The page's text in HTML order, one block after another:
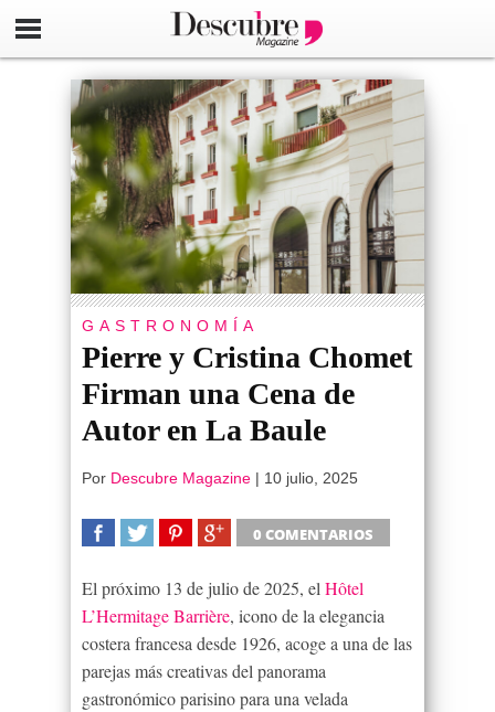
GASTRONOMÍA
Pierre y Cristina Chomet
Firman una Cena de
Autor en La Baule
Por Descubre Magazine | 10 julio, 2025
0 COMENTARIOS
El próximo 13 de julio de 2025, el Hôtel
L’Hermitage Barrière, icono de la elegancia
costera francesa desde 1926, acoge a una de las
parejas más creativas del panorama
gastronómico parisino para una velada